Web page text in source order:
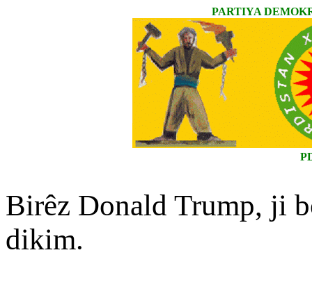
PARTIYA
Birêz Donald Trump, ji
dikim.